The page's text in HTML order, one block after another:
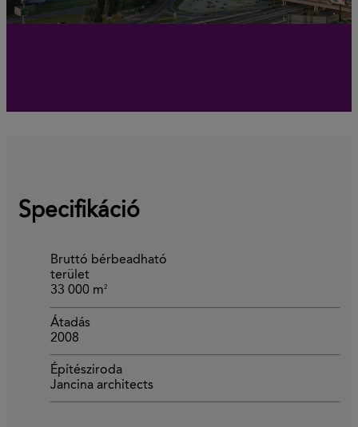
Specifikáció
Bruttó bérbeadható
terület
33 000 m2
Átadás
2008
Építésziroda
Jancina architects